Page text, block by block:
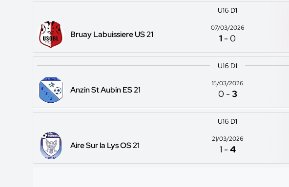
U16 D1
Bruay Labuissiere US 21
07/03/2026
1 -0
U16 D1
Anzin St Aubin ES 21
15/03/2026
0 -3
U16 D1
Aire Sur la Lys OS 21
21/03/2026
1 -4